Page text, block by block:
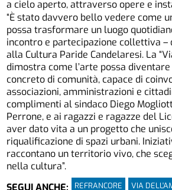
a cielo aperto, attraverso opere e
“È stato davvero bello vedere come
possa trasformare un luogo
incontro e partecipazione collettiva –
alla Cultura Paride Candelaresi. La
dimostra come l’arte possa
concreto di comunità, capace di
associazioni, amministrazioni e
complimenti al sindaco Diego
Perrone, e ai ragazzi e ragazze del
aver dato vita a un progetto che
riqualificazione di spazi urbani.
raccontano un territorio vivo, che
nella cultura”.
SEGUI ANCHE:
REFRANCORE VIA